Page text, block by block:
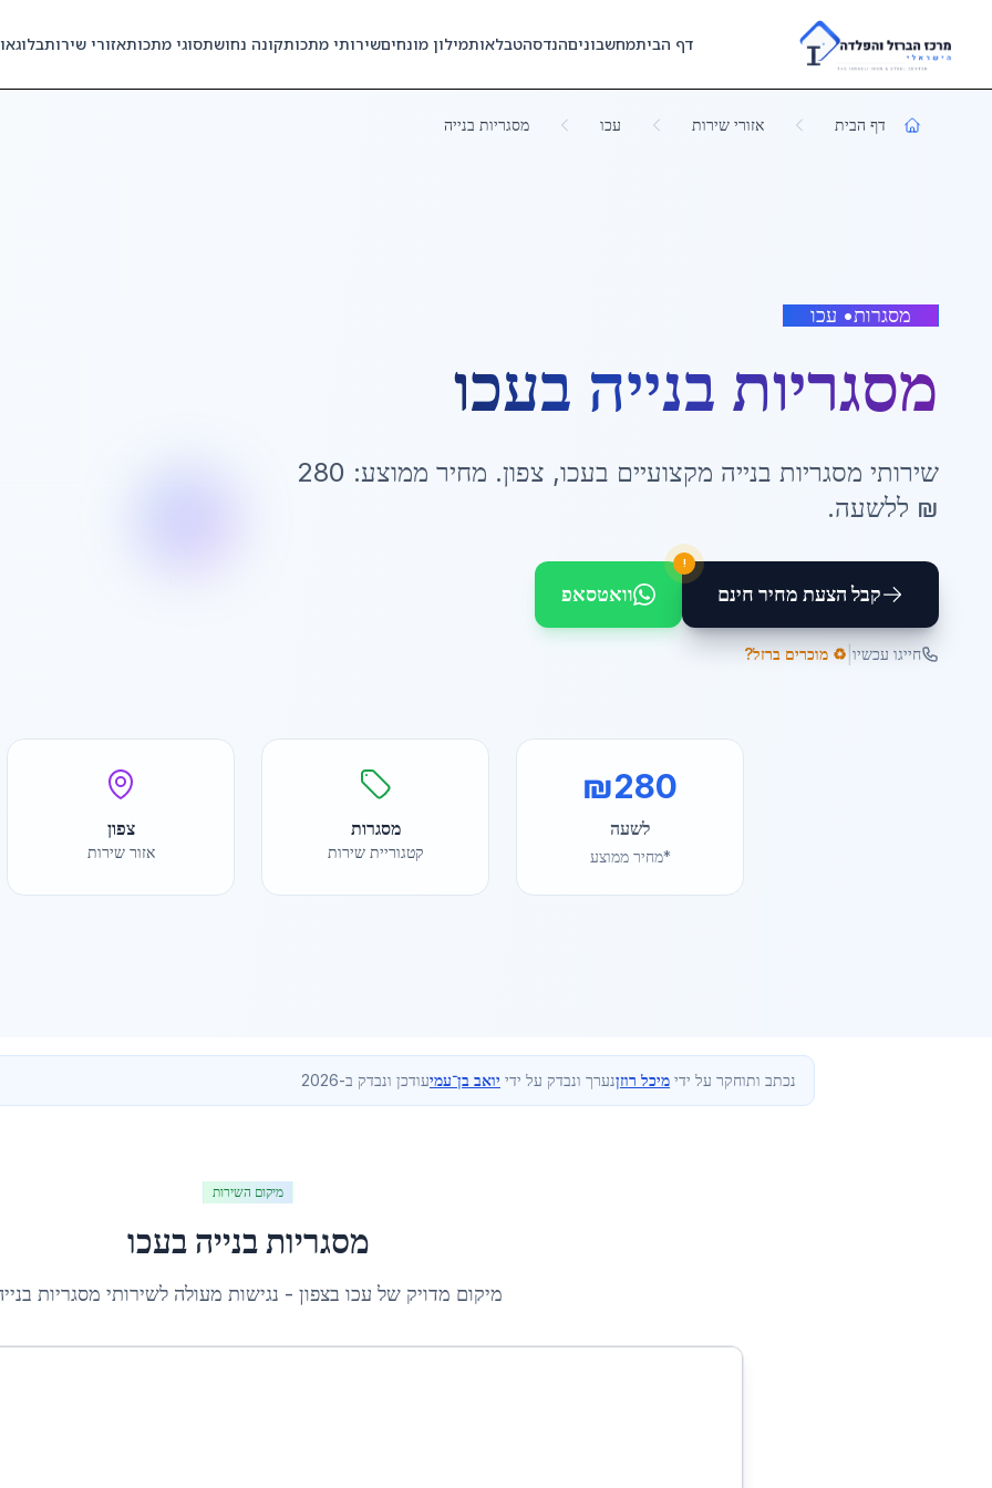
Skip to main content
דף הביתמחשבוניםהנדסהטבלאותמילון מונחיםשירותי מתכותקונה נחושתסוגי מתכותאזורי שירותבלוג
דף הבית אזורי שירות עכו מסגריות בנייה
מסגרות• עכו
מסגריות בנייה בעכו
שירותי מסגריות בנייה מקצועיים בעכו, צפון. מחיר ממוצע: 280
₪ ללשעה.
קבל הצעת מחיר חינם
!
וואטסאפ
חייגו עכשיו ♻️ מוכרים ברזל?
₪280
לשעה
*מחיר ממוצע
מסגרות
קטגוריית שירות
צפון
אזור שירות
נכתב ותוחקר על ידי מיכל רוזןנערך ונבדק על ידי יואב בן־עמיעודכן ונבדק ב-2026
מיקום השירות
מסגריות בנייה בעכו
מיקום מדויק של עכו בצפון - נגישות מעולה לשירותי מסגריות